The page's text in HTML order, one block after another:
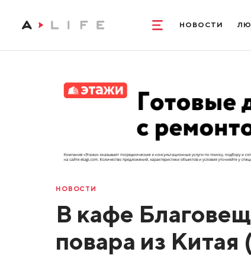
НОВОСТИ
НОВОСТИ
В кафе
повара из Китая